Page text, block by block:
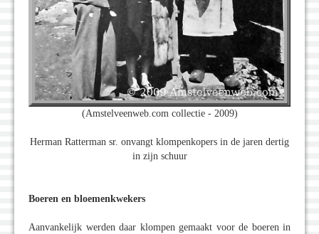
(Amstelveenweb.com collectie - 2009)
Herman Ratterman sr. onvangt klompenkopers in de jaren dertig
in zijn schuur
Boeren en bloemenkwekers
Aanvankelijk werden daar klompen gemaakt voor de boeren in